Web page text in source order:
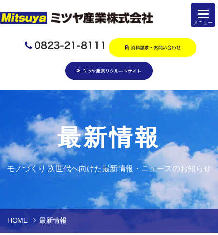
最新情報
モノづくり 次世代へ向けた最新情報・ニュースのお知らせ
HOME 最新情報